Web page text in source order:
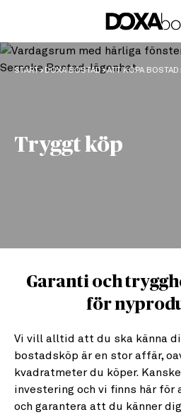
START DOXA BOSTAD ATT KÖPA BOSTAD
Tryggt köp
Garanti och
för
Vi vill alltid att du ska känna
bostadsköp är en stor affär,
kvadratmeter du köper.
investering och vi finns här för
och garantera att du känner